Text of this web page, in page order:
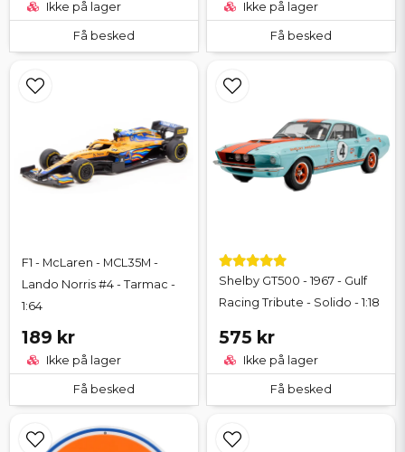
Ikke på lager
Få besked
Ikke på lager
Få besked
F1 - McLaren - MCL35M -
Lando Norris #4 - Tarmac -
1:64
189 kr
Ikke på lager
Få besked
Shelby GT500 - 1967 - Gulf
Racing Tribute - Solido - 1:18
575 kr
Ikke på lager
Få besked